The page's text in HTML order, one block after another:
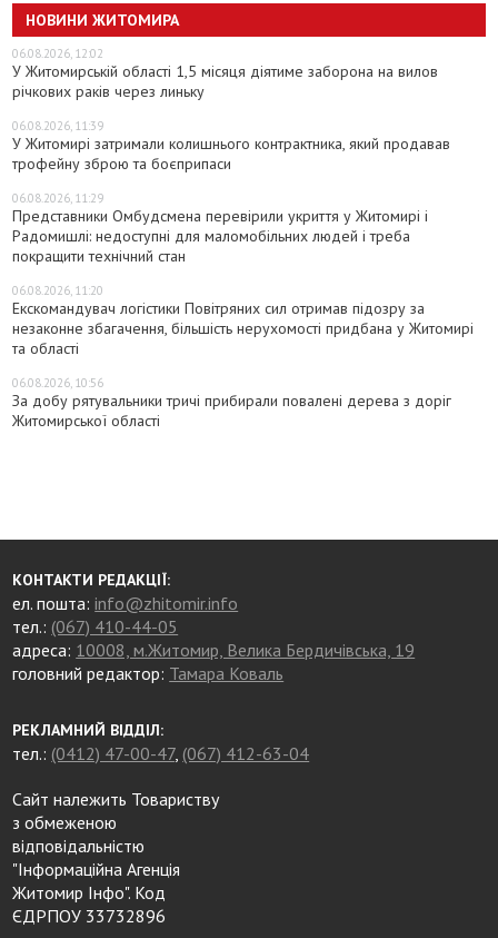
НОВИНИ ЖИТОМИРА
06.08.2026, 12:02
У Житомирській області 1,5 місяця діятиме заборона на вилов
річкових раків через линьку
06.08.2026, 11:39
У Житомирі затримали колишнього контрактника, який продавав
трофейну зброю та боєприпаси
06.08.2026, 11:29
Представники Омбудсмена перевірили укриття у Житомирі і
Радомишлі: недоступні для маломобільних людей і треба
покращити технічний стан
06.08.2026, 11:20
Екскомандувач логістики Повітряних сил отримав підозру за
незаконне збагачення, більшість нерухомості придбана у Житомирі
та області
06.08.2026, 10:56
За добу рятувальники тричі прибирали повалені дерева з доріг
Житомирської області
КОНТАКТИ РЕДАКЦІЇ:
ел. пошта:info@zhitomir.info
тел.: (067) 410-44-05
адреса: 10008, м.Житомир, Велика Бердичівська, 19
головний редактор: Тамара Коваль
РЕКЛАМНИЙ ВІДДІЛ:
тел.: (0412) 47-00-47, (067) 412-63-04
Сайт належить Товариству
з обмеженою
відповідальністю
"Інформаційна Агенція
Житомир Інфо". Код
ЄДРПОУ 33732896